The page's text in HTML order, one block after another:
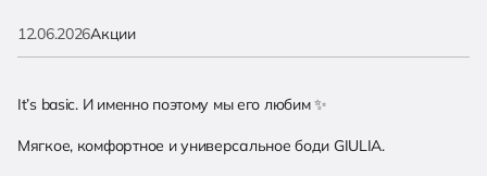
12.06.2026Акции
It’s basic. И именно поэтому мы его любим✨
Мягкое, комфортное и универсальное боди GIULIA.